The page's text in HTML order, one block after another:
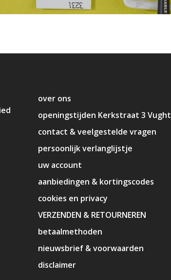
over ons
openingstijden Kerkstraat 3 Vught
contact & veelgestelde vragen
persoonlijk verlanglijstje
uw account
aanbiedingen & kortingscodes
cookies en privacy
VERZENDEN & RETOURNEREN
betaalmethoden
nieuwsbrief & voorwaarden
disclaimer